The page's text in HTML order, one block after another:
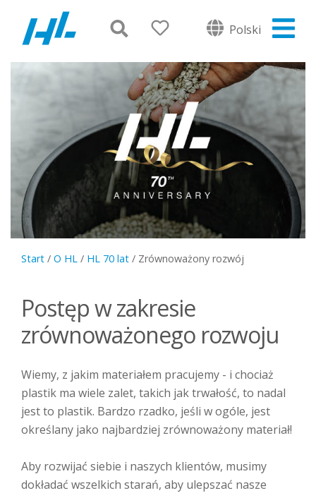
Polski
Start / O HL / HL 70 lat / Zrównoważony rozwój
Postęp w zakresie
zrównoważonego rozwoju
Wiemy, z jakim materiałem pracujemy - i chociaż
plastik ma wiele zalet, takich jak trwałość, to nadal
jest to plastik. Bardzo rzadko, jeśli w ogóle, jest
określany jako najbardziej zrównoważony materiał!
Aby rozwijać siebie i naszych klientów, musimy
dokładać wszelkich starań, aby ulepszać nasze